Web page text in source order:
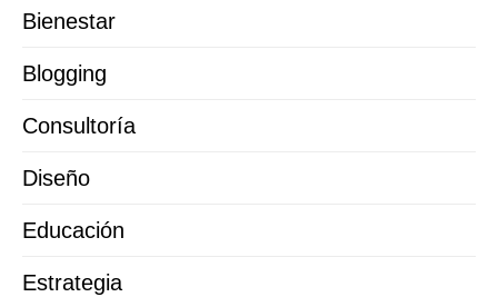
Bienestar
Blogging
Consultoría
Diseño
Educación
Estrategia